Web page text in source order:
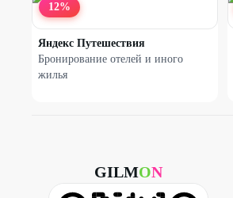
12%
Яндекс Путешествия
Бронирование отелей и иного
жилья
GILMON